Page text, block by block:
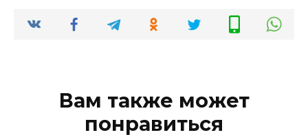
Вам также может
понравиться